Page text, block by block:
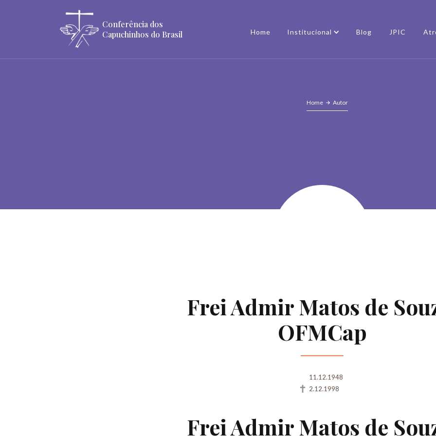
Conferência dos
Capuchinhos do Brasil
Home Institucional Blog JPIC
Home Autor
Frei Admir Matos de
OFMCap
11.12.1948
2.12.1998
Frei Admir Matos de